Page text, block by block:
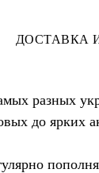
ДОСТАВКА
разных
до ярких